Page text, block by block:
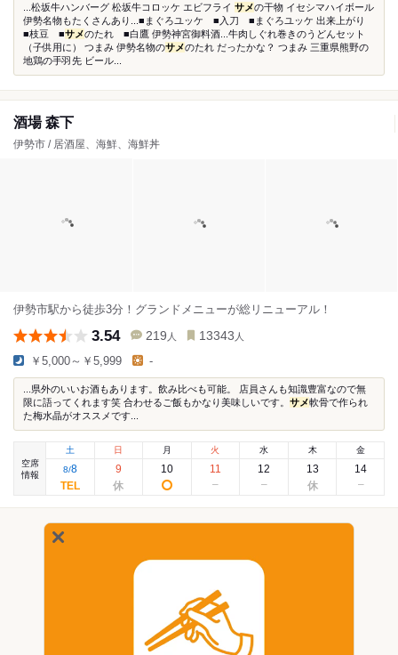
...松坂牛ハンバーグ 松坂牛コロッケ エビフライ サメの干物 イセシマハイボール
伊勢名物もたくさんあり...■まぐろユッケ ■入刀 ■まぐろユッケ 出来上がり
■枝豆 ■サメのたれ ■白鷹 伊勢神宮御料酒...牛肉しぐれ巻きのうどんセット
（子供用に） つまみ 伊勢名物のサメのたれ だったかな？ つまみ 三重県熊野の
地鶏の手羽先 ビール...
酒場 森下
伊勢市 / 居酒屋、海鮮、海鮮丼
伊勢市駅から徒歩3分！グランドメニューが総リニューアル！
3.54 219 人 13343 人
￥5,000～￥5,999 -
...県外のいいお酒もあります。飲み比べも可能。 店員さんも知識豊富なので無
限に語ってくれます笑 合わせるご飯もかなり美味しいです。 サメ軟骨で作られ
た梅水晶がオススメです...
空席
情報
土
8/8
日
9
月
10
火
11
水
12
木
13
金
14